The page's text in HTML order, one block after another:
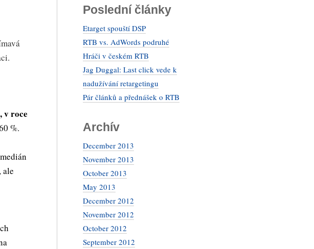
v roce
%.
ale
Poslední články
Etarget spouští DSP
RTB vs. AdWords podruhé
Hráči v českém RTB
Jag Duggal: Last click vede k
nadužívání retargetingu
Pár článků a přednášek o RTB
Archív
December 2013
November 2013
October 2013
May 2013
December 2012
November 2012
October 2012
September 2012